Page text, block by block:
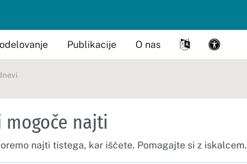
Publikacije O nas
mogoče najti
najti tistega, kar iščete. Pomagajte si z iskalcem.